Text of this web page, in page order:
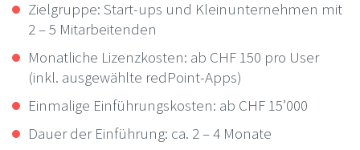
Zielgruppe: Start-ups und Kleinunternehmen mit
2 – 5 Mitarbeitenden
Monatliche Lizenzkosten: ab CHF 150 pro User
(inkl. ausgewählte redPoint-Apps)
Einmalige Einführungskosten: ab CHF 15’000
Dauer der Einführung: ca. 2 – 4 Monate